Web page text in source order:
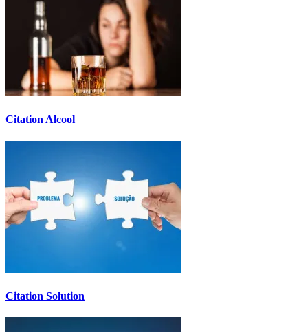
Citation Alcool
Citation Solution